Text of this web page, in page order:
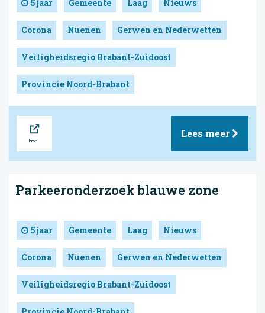
5 jaar Gemeente Laag Nieuws
Corona Nuenen Gerwen en Nederwetten
Veiligheidsregio Brabant-Zuidoost
Provincie Noord-Brabant
Lees meer
Parkeeronderzoek blauwe zone
5 jaar Gemeente Laag Nieuws
Corona Nuenen Gerwen en Nederwetten
Veiligheidsregio Brabant-Zuidoost